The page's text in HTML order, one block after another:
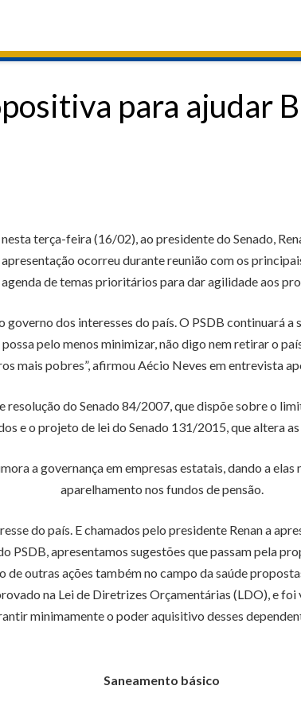
para ajudar
terça-feira (16/02), ao presidente do Senado,
ocorreu durante reunião com os
agenda de temas prioritários para dar agilidade aos
dos interesses do país. O PSDB continuará
pelo menos minimizar, não digo nem retirar o
mais pobres”, afirmou Aécio Neves em entrevista
do Senado 84/2007, que dispõe sobre o
e o projeto de lei do Senado 131/2015, que altera
a governança em empresas estatais, dando a
aparelhamento nos fundos de pensão.
do país. E chamados pelo presidente Renan a
PSDB, apresentamos sugestões que passam pela
outras ações também no campo da saúde
na Lei de Diretrizes Orçamentárias (LDO), e
minimamente o poder aquisitivo desses
Saneamento básico